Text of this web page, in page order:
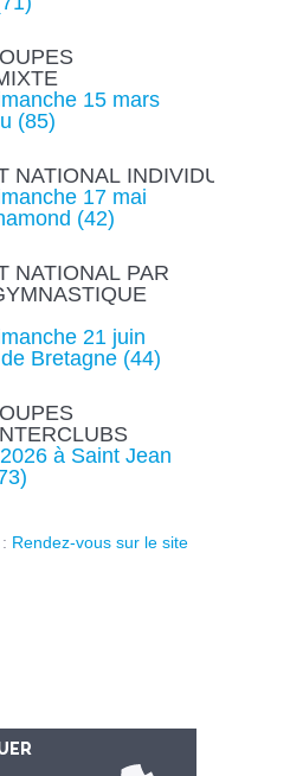
15 mars
(85)
NATIONAL INDIVIDUEL
17 mai
(42)
NATIONAL PAR
21 juin
Bretagne (44)
à Saint Jean
Rendez-vous sur le site